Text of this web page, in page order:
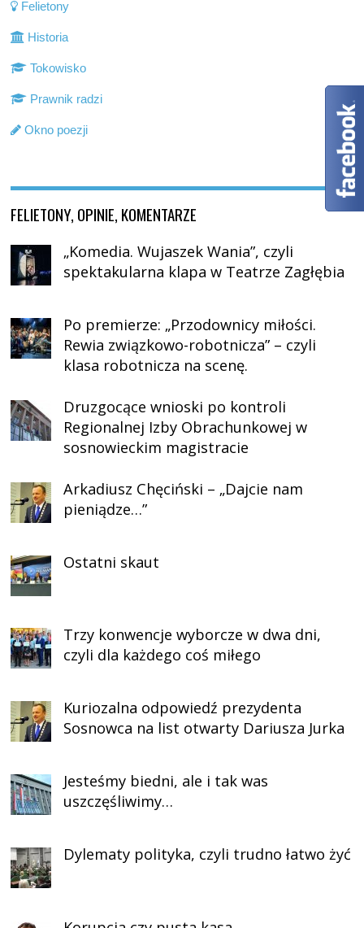
Felietony
Historia
Tokowisko
Prawnik radzi
Okno poezji
FELIETONY, OPINIE, KOMENTARZE
„Komedia. Wujaszek Wania”, czyli
spektakularna klapa w Teatrze Zagłębia
Po premierze: „Przodownicy miłości.
Rewia związkowo-robotnicza” – czyli
klasa robotnicza na scenę.
Druzgocące wnioski po kontroli
Regionalnej Izby Obrachunkowej w
sosnowieckim magistracie
Arkadiusz Chęciński – „Dajcie nam
pieniądze…”
Ostatni skaut
Trzy konwencje wyborcze w dwa dni,
czyli dla każdego coś miłego
Kuriozalna odpowiedź prezydenta
Sosnowca na list otwarty Dariusza Jurka
Jesteśmy biedni, ale i tak was
uszczęśliwimy…
Dylematy polityka, czyli trudno łatwo żyć